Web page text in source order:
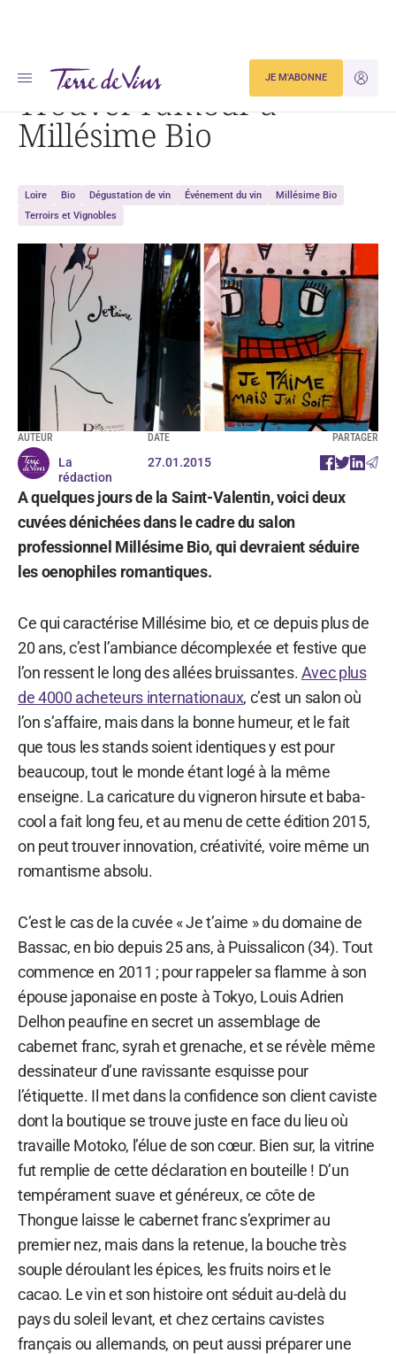
JE
JE M'ABONNE
Accueil Trouver l’amour à Millésime Bio
Trouver l’amour à
Millésime Bio
Loire Bio Dégustation de vin Événement du vin
Millésime Bio
Terroirs et Vignobles
AUTEUR
La
rédaction
DATE
27.01.2015
PARTAGER
A quelques jours de la Saint-Valentin, voici deux
cuvées dénichées dans le cadre du salon
professionnel Millésime Bio, qui devraient séduire
les oenophiles romantiques.
Ce qui caractérise Millésime bio, et ce depuis plus de
20 ans, c’est l’ambiance décomplexée et festive que
l’on ressent le long des allées bruissantes.Avec plus
de 4000 acheteurs internationaux, c’est un salon où
l’on s’affaire, mais dans la bonne humeur, et le fait
que tous les stands soient identiques y est pour
beaucoup, tout le monde étant logé à la même
enseigne. La caricature du vigneron hirsute et baba-
cool a fait long feu, et au menu de cette édition 2015,
on peut trouver innovation, créativité, voire même un
romantisme absolu.
C’est le cas de la cuvée « Je t’aime » du domaine de
Bassac, en bio depuis 25 ans, à Puissalicon (34). Tout
commence en 2011 ; pour rappeler sa flamme à son
épouse japonaise en poste à Tokyo, Louis Adrien
Delhon peaufine en secret un assemblage de
cabernet franc, syrah et grenache, et se révèle même
dessinateur d’une ravissante esquisse pour
l’étiquette. Il met dans la confidence son client caviste
dont la boutique se trouve juste en face du lieu où
travaille Motoko, l’élue de son cœur. Bien sur, la vitrine
fut remplie de cette déclaration en bouteille ! D’un
tempérament suave et généreux, ce côte de
Thongue laisse le cabernet franc s’exprimer au
premier nez, mais dans la retenue, la bouche très
souple déroulant les épices, les fruits noirs et le
cacao. Le vin et son histoire ont séduit au-delà du
pays du soleil levant, et chez certains cavistes
français ou allemands, on peut aussi préparer une